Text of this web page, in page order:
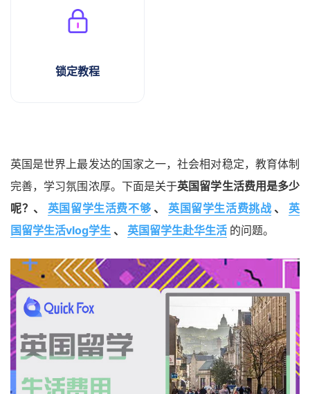
锁定教程
英国是世界上最发达的国家之一，社会相对稳定，教育体制
完善，学习氛围浓厚。下面是关于英国留学生活费用是多少
呢？、
英国留学生活费不够 、 英国留学生活费挑战 、
英
国留学生活vlog学生 、 英国留学生赴华生活 的问题。